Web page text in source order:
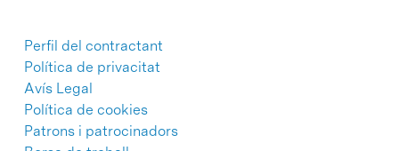
Perfil del contractant
Política de privacitat
Avís Legal
Política de cookies
Patrons i patrocinadors